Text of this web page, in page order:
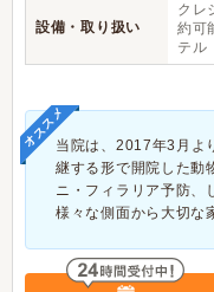
設備・取り扱い
クレ
約可
テル
オススメ当院は、2017年3月よ
継する形で開院した動
ニ・フィラリア予防、
様々な側面から大切な